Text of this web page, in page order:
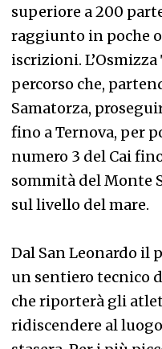
superiore a 200
raggiunto in poche
iscrizioni.
percorso che,
Samatorza,
fino a Ternova, per
numero 3 del Cai
sommità del Monte
sul livello del mare.
Dal San Leonardo il
un sentiero tecnico
che riporterà gli
ridiscendere al